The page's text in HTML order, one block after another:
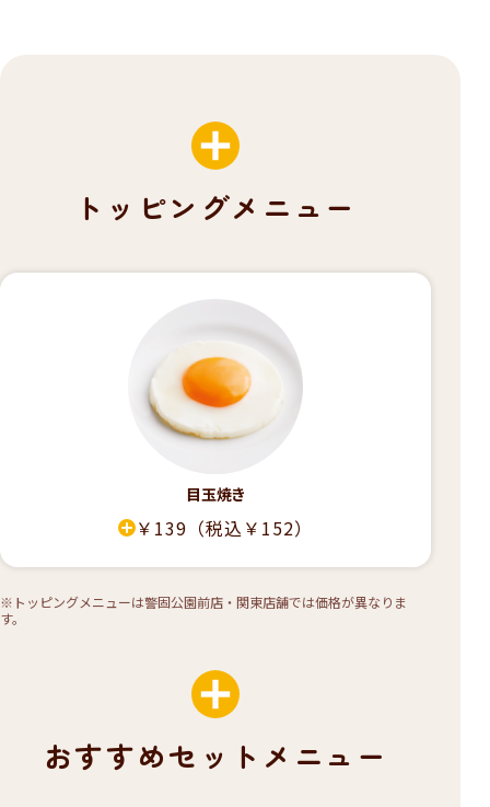
トッピングメニュー
目玉焼き
￥139 （税込￥152）
※トッピングメニューは警固公園前店・関東店舗では価格が異なりま
す。
おすすめセットメニュー